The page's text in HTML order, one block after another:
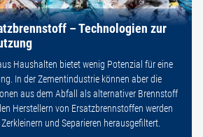
– Technologien zur
Haushalten bietet wenig Potenzial für eine
In der Zementindustrie können aber die
aus dem Abfall als alternativer Brennstoff
Herstellern von Ersatzbrennstoffen werden
und Separieren herausgefiltert.